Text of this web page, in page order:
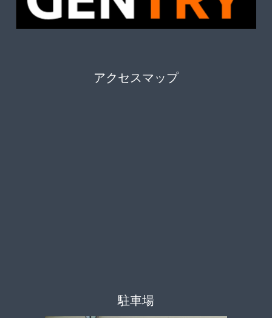
アクセスマップ
駐車場